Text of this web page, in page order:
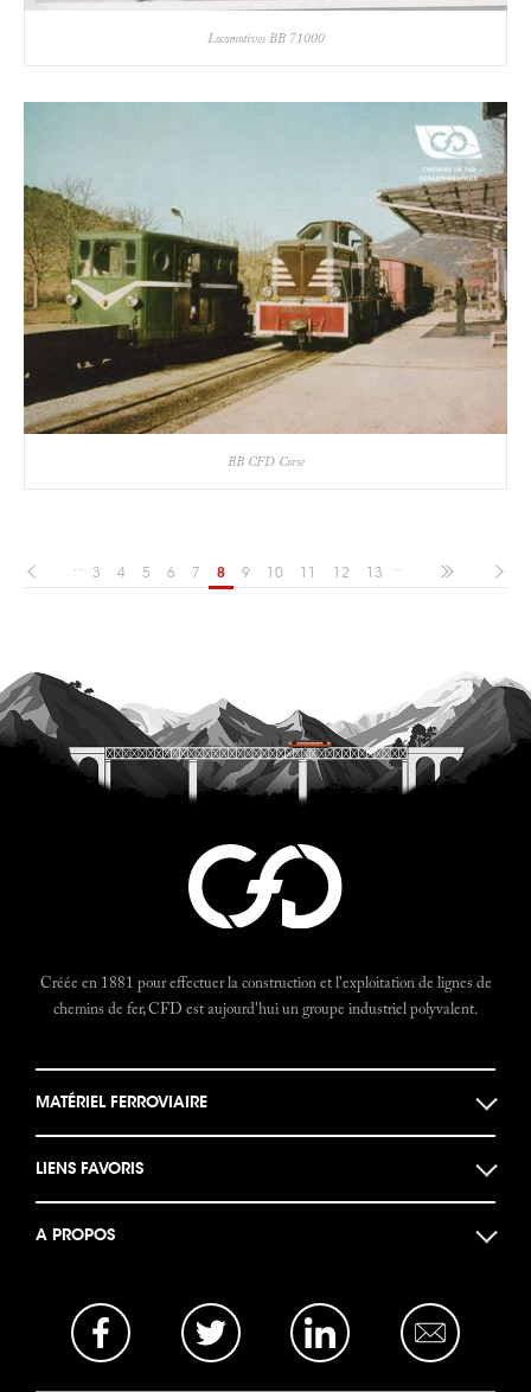
Locomotives BB 71000
BB CFD Corse
... 3 4 5 6 7 8 9 10 11 12 13 ...
Créée en 1881 pour effectuer la construction et l'exploitation de lignes de
chemins de fer, CFD est aujourd'hui un groupe industriel polyvalent.
MATÉRIEL FERROVIAIRE
Autorails
LIENS FAVORIS
La base photo
A PROPOS
Opportunités Business
Mentions légales